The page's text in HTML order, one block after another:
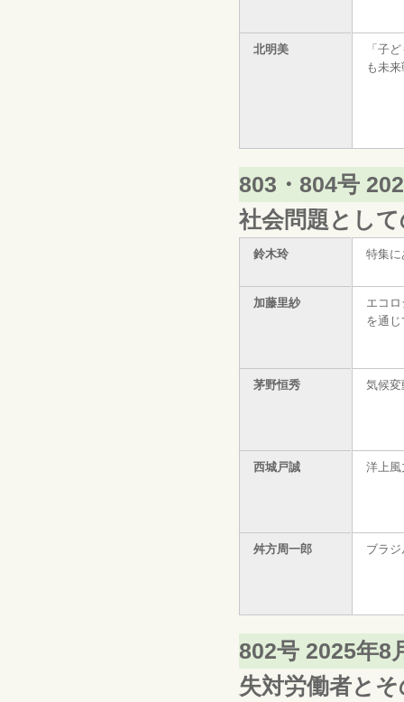
北明美
「子
も未
803・804号
社会問題とし
鈴木玲 特集に
加藤里紗
エコ
を通じ
茅野恒秀 気候
西城戸誠 洋上風
舛方周一郎 ブラ
802号 2025年8
失対労働者と